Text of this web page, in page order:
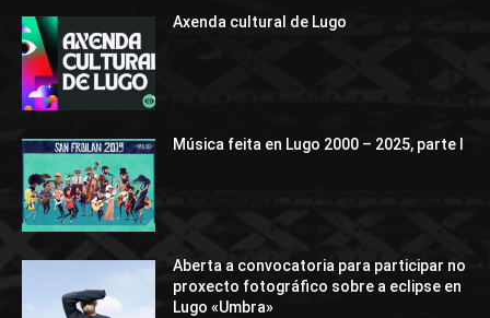
Axenda cultural de Lugo
Música feita en Lugo 2000 – 2025, parte I
Aberta a convocatoria para participar no
proxecto fotográfico sobre a eclipse en
Lugo «Umbra»